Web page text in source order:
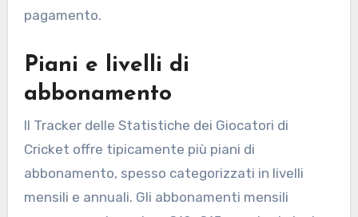
pagamento.
Piani e livelli di
abbonamento
Il Tracker delle Statistiche dei Giocatori di
Cricket offre tipicamente più piani di
abbonamento, spesso categorizzati in livelli
mensili e annuali. Gli abbonamenti mensili